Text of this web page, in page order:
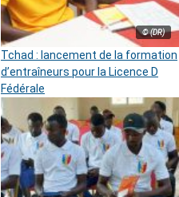
© (DR)
Tchad : lancement de la formation
d’entraîneurs pour la Licence D
Fédérale